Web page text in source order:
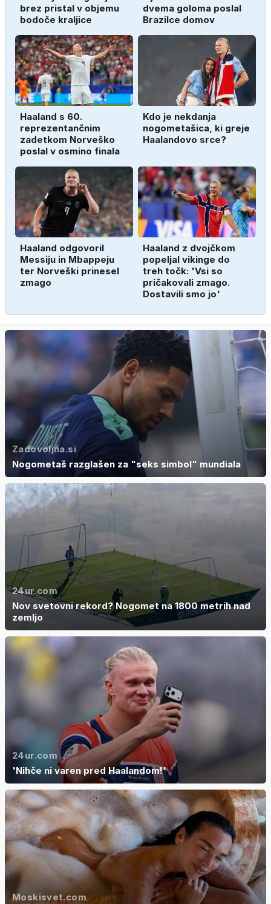
brez pristal v objemu
bodoče kraljice
dvema goloma poslal
Brazilce domov
Haaland s 60.
reprezentančnim
zadetkom Norveško
poslal v osmino finala
Kdo je nekdanja
nogometašica, ki greje
Haalandovo srce?
Haaland odgovoril
Messiju in Mbappeju
ter Norveški prinesel
zmago
Haaland z dvojčkom
popeljal vikinge do
treh točk: 'Vsi so
pričakovali zmago.
Dostavili smo jo'
Zadovoljna.si
Nogometaš razglašen za "seks simbol" mundiala
24ur.com
Nov svetovni rekord? Nogomet na 1800 metrih nad
zemljo
24ur.com
'Nihče ni varen pred Haalandom!'
Moskisvet.com